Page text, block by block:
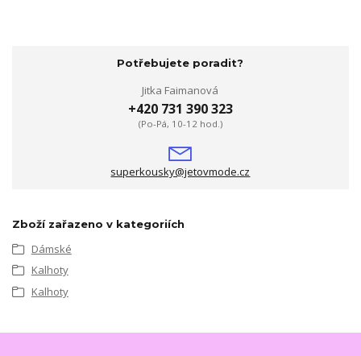
Potřebujete poradit?
Jitka Faimanová
+420 731 390 323
(Po-Pá, 10-12 hod.)
superkousky@jetovmode.cz
Zboží zařazeno v kategoriích
Dámské
Kalhoty
Kalhoty